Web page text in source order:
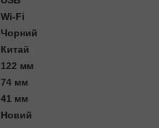
Wi-Fi
Чорний
Китай
122 мм
74 мм
41 мм
Новий